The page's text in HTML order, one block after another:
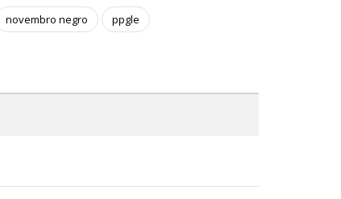
novembro negro ppgle